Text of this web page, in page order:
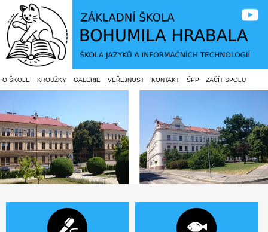
O ŠKOLE KROUŽKY GALERIE VEŘEJNOST KONTAKT ŠPP ZAČÍT SPOLU